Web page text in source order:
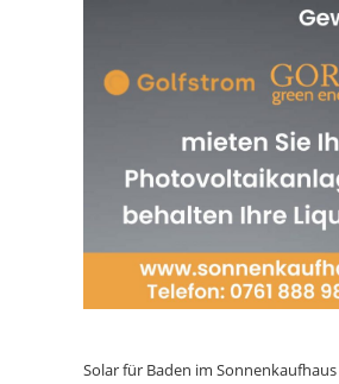
Solar für Baden im